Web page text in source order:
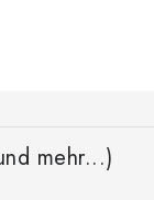
mehr...)